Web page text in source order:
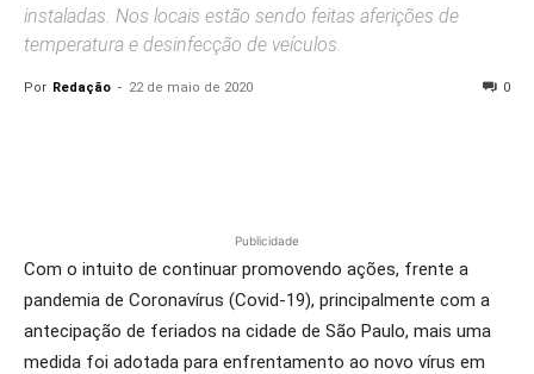
instaladas. Nos locais estão sendo feitas aferições de
temperatura e desinfecção de veículos.
Por Redação - 22 de maio de 2020 0
Publicidade
Com o intuito de continuar promovendo ações, frente a
pandemia de Coronavírus (Covid-19), principalmente com a
antecipação de feriados na cidade de São Paulo, mais uma
medida foi adotada para enfrentamento ao novo vírus em